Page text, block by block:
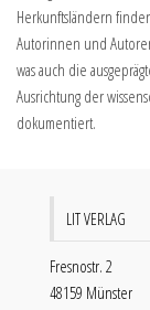
Herkunftsländern
Autorinnen und
was auch die
Ausrichtung der
dokumentiert.
LIT VERLAG
Fresnostr. 2
48159 Münster